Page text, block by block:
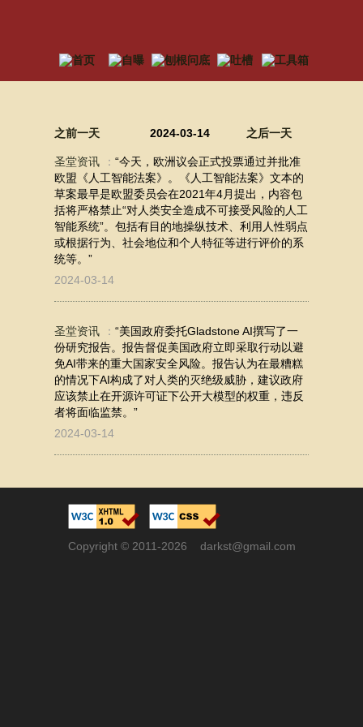
之前一天 2024-03-14 之后一天
圣堂资讯 ： “今天，欧洲议会正式投票通过并批准
欧盟《人工智能法案》。《人工智能法案》文本的
草案最早是欧盟委员会在2021年4月提出，内容包
括将严格禁止“对人类安全造成不可接受风险的人工
智能系统”。包括有目的地操纵技术、利用人性弱点
或根据行为、社会地位和个人特征等进行评价的系
统等。”
2024-03-14
圣堂资讯 ： “美国政府委托Gladstone AI撰写了一
份研究报告。报告督促美国政府立即采取行动以避
免AI带来的重大国家安全风险。报告认为在最糟糕
的情况下AI构成了对人类的灭绝级威胁，建议政府
应该禁止在开源许可证下公开大模型的权重，违反
者将面临监禁。”
2024-03-14
Copyright © 2011-2026 darkst@gmail.com